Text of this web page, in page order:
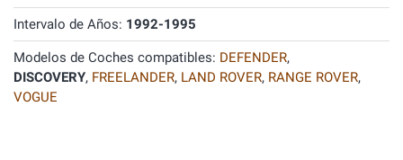
Intervalo de Años: 1992-1995
Modelos de Coches compatibles: DEFENDER,
DISCOVERY, FREELANDER, LAND ROVER, RANGE ROVER,
VOGUE